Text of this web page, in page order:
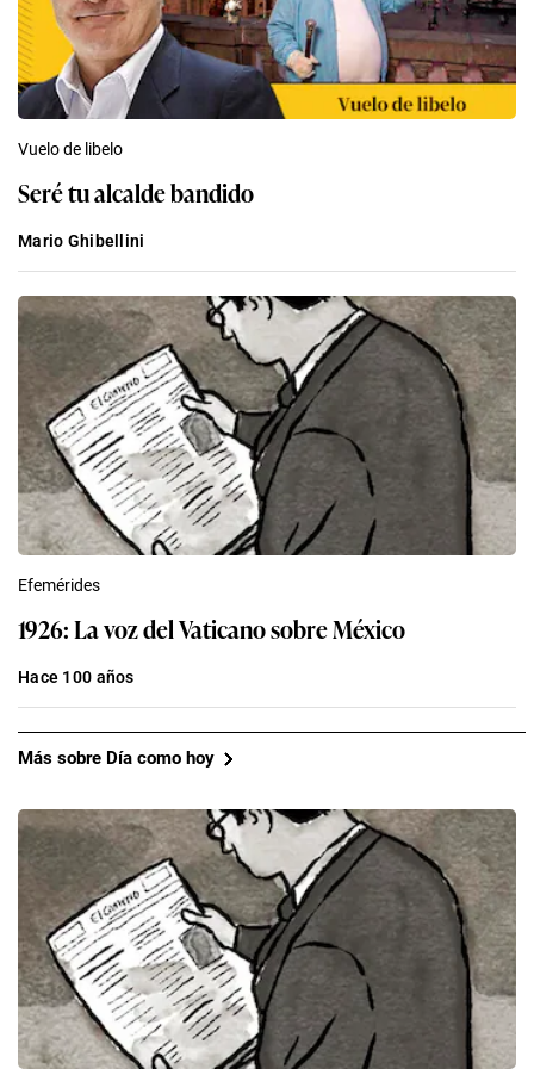
Vuelo de libelo
Seré tu alcalde bandido
Mario Ghibellini
Efemérides
1926: La voz del Vaticano sobre México
Hace 100 años
Más sobre Día como hoy